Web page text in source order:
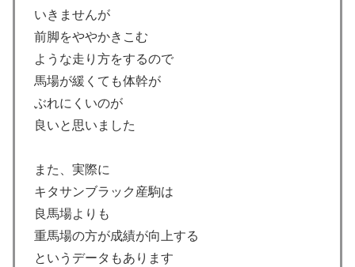
いきませんが
前脚をややかきこむ
ような走り方をするので
馬場が緩くても体幹が
ぶれにくいのが
良いと思いました
また、実際に
キタサンブラック産駒は
良馬場よりも
重馬場の方が成績が向上する
というデータもあります